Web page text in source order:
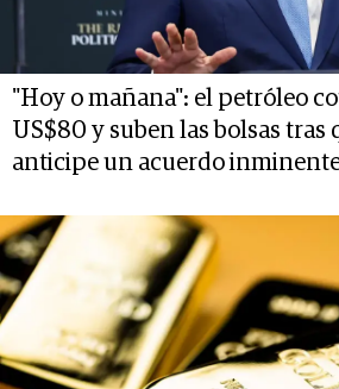
"Hoy o mañana": el petróleo
US$80 y suben las bolsas tras
anticipe un acuerdo